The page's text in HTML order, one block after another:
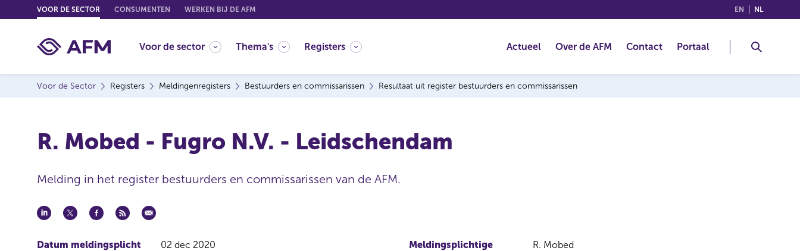
o
o
EN (ENGLISH)
NL
VOOR DE SECTOR CONSUMENTEN WERKEN BIJ DE AFM
Voor de sector Thema's Registers Actueel Over de AFM Contact Portaal
Voor de Sector Registers Meldingenregisters Bestuurders en commissarissen Resultaat uit register bestuurders en commissarissen
R. Mobed - Fugro N.V. - Leidschendam
Melding in het register bestuurders en commissarissen van de AFM.
Datum meldingsplicht 02 dec 2020 Meldingsplichtige R. Mobed